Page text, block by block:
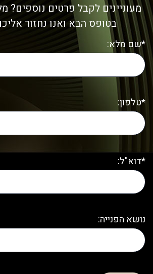
מעוניינים לקבל פרטים נוספים?
בטופס הבא ואנו נחזור
*שם מלא:
*טלפון:
*דוא"ל:
נושא הפנייה: